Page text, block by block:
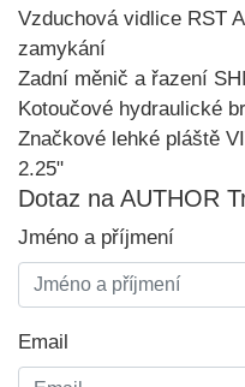
Vzduchová vidlice RST
zamykání
Zadní měnič a řazení
Kotoučové hydraulické
Značkové lehké pláště
2.25"
Dotaz na AUTHOR
Jméno a příjmení
Email